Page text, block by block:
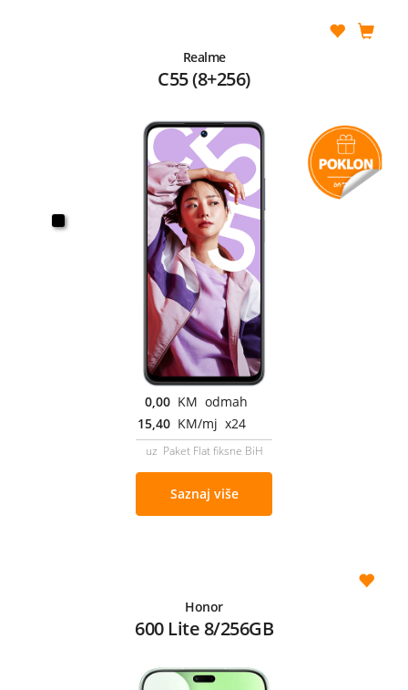
Realme
C55 (8+256)
0,00 KM odmah
15,40 KM/mj x24
uz Paket Flat fiksne BiH
Saznaj više
Honor
600 Lite 8/256GB